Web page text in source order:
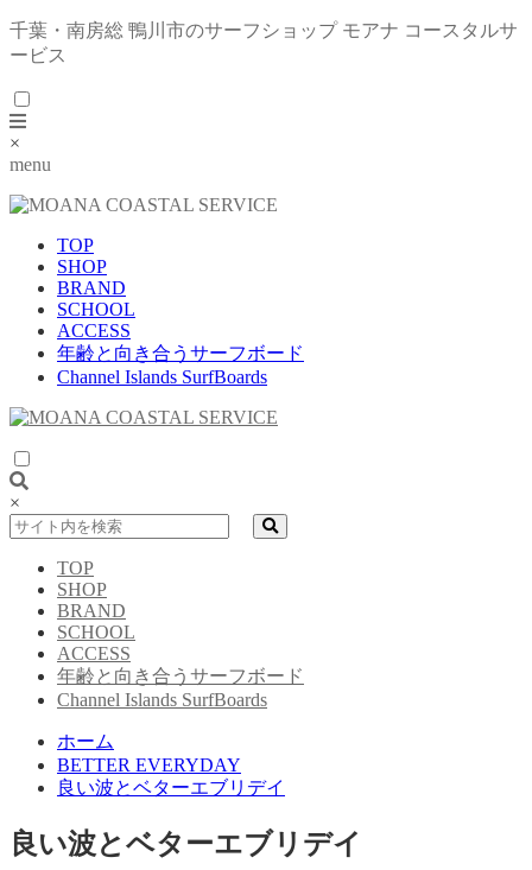
千葉・南房総 鴨川市のサーフショップ モアナ コースタルサ
ービス
×
menu
TOP
SHOP
BRAND
SCHOOL
ACCESS
年齢と向き合うサーフボード
Channel Islands SurfBoards
×
TOP
SHOP
BRAND
SCHOOL
ACCESS
年齢と向き合うサーフボード
Channel Islands SurfBoards
ホーム
BETTER EVERYDAY
良い波とベターエブリデイ
良い波とベターエブリデイ